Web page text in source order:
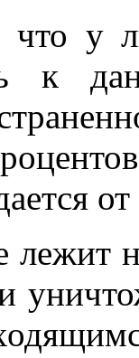
что у
к
лежит